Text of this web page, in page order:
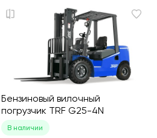
Бензиновый вилочный
погрузчик TRF G25-4N
В наличии